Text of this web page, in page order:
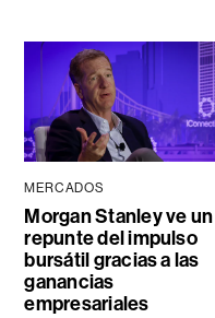
MERCADOS
Morgan Stanley ve un
repunte del impulso
bursátil gracias a las
ganancias
empresariales